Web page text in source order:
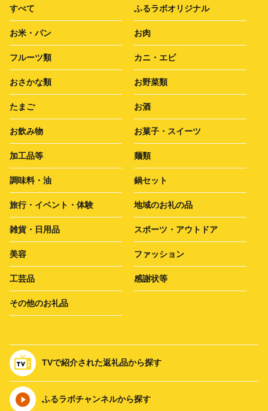
すべて ふるラボオリジナル
お米・パン お肉
フルーツ類 カニ・エビ
おさかな類 お野菜類
たまご お酒
お飲み物 お菓子・スイーツ
加工品等 麺類
調味料・油 鍋セット
旅行・イベント・体験 地域のお礼の品
雑貨・日用品 スポーツ・アウトドア
美容 ファッション
工芸品 感謝状等
その他のお礼品
TVで紹介された返礼品から探す
ふるラボチャンネルから探す